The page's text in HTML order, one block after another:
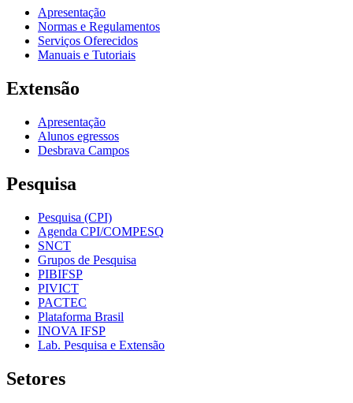
Apresentação
Normas e Regulamentos
Serviços Oferecidos
Manuais e Tutoriais
Extensão
Apresentação
Alunos egressos
Desbrava Campos
Pesquisa
Pesquisa (CPI)
Agenda CPI/COMPESQ
SNCT
Grupos de Pesquisa
PIBIFSP
PIVICT
PACTEC
Plataforma Brasil
INOVA IFSP
Lab. Pesquisa e Extensão
Setores